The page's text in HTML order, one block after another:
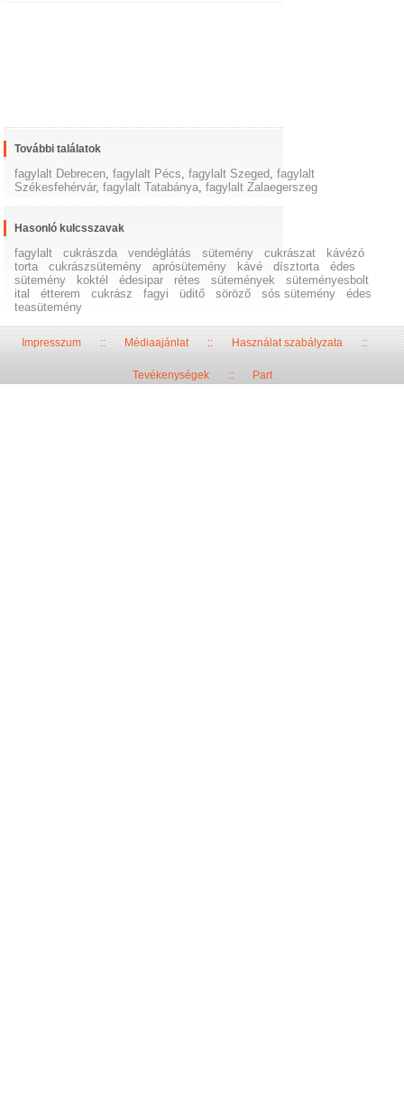
További találatok
fagylalt Debrecen,fagylalt Pécs,fagylalt Szeged,fagylalt
Székesfehérvár,fagylalt Tatabánya,fagylalt Zalaegerszeg
Hasonló kulcsszavak
fagylalt cukrászda vendéglátás sütemény cukrászat
kávézó
torta
cukrászsütemény aprósütemény kávé dísztorta
édes
sütemény
koktél édesipar rétes sütemények
süteményesbolt
ital
étterem cukrász fagyi üditő söröző sós sütemény
édes
teasütemény
Impresszum::Médiaajánlat::Használat szabályzata::
Tevékenységek:: Part